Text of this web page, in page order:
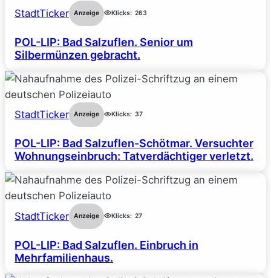
StadtTicker Anzeige Klicks: 263
POL-LIP: Bad Salzuflen. Senior um
Silbermünzen gebracht.
StadtTicker Anzeige Klicks: 37
POL-LIP: Bad Salzuflen-Schötmar. Versuchter
Wohnungseinbruch: Tatverdächtiger verletzt.
StadtTicker Anzeige Klicks: 27
POL-LIP: Bad Salzuflen. Einbruch in
Mehrfamilienhaus.